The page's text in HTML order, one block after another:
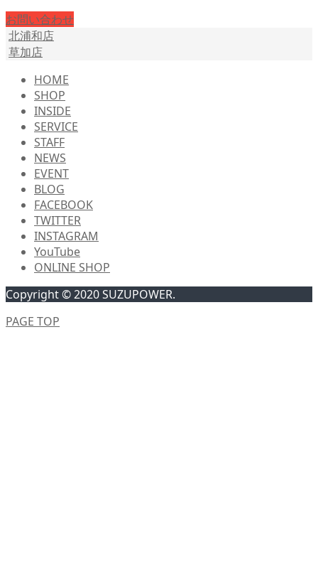
お問い合わせ
北浦和店
草加店
HOME
SHOP
INSIDE
SERVICE
STAFF
NEWS
EVENT
BLOG
FACEBOOK
TWITTER
INSTAGRAM
YouTube
ONLINE SHOP
Copyright © 2020 SUZUPOWER.
PAGE TOP